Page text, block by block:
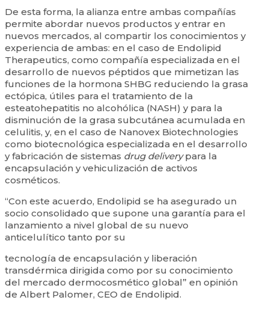
De esta forma, la alianza entre ambas compañías
permite abordar nuevos productos y entrar en
nuevos mercados, al compartir los conocimientos y
experiencia de ambas: en el caso de Endolipid
Therapeutics, como compañía especializada en el
desarrollo de nuevos péptidos que mimetizan las
funciones de la hormona SHBG reduciendo la grasa
ectópica, útiles para el tratamiento de la
esteatohepatitis no alcohólica (NASH) y para la
disminución de la grasa subcutánea acumulada en
celulitis, y, en el caso de Nanovex Biotechnologies
como biotecnológica especializada en el desarrollo
y fabricación de sistemas drug deliverypara la
encapsulación y vehiculización de activos
cosméticos.
“Con este acuerdo, Endolipid se ha asegurado un
socio consolidado que supone una garantía para el
lanzamiento a nivel global de su nuevo
anticelulítico tanto por su
tecnología de encapsulación y liberación
transdérmica dirigida como por su conocimiento
del mercado dermocosmético global” en opinión
de Albert Palomer, CEO de Endolipid.